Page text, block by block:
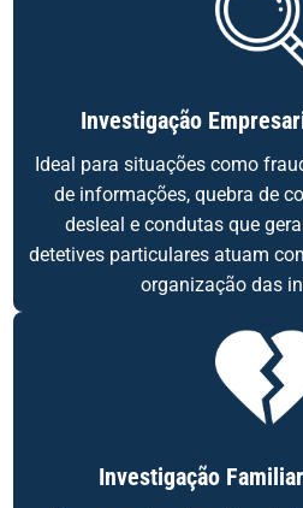
Investigação
Ideal para situações como
de informações, quebra de
desleal e condutas que
detetives particulares atuam
organização das
Investigação